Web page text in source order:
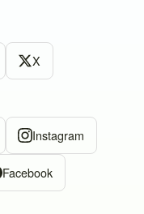
X
Instagram
Facebook